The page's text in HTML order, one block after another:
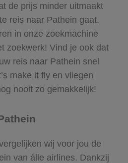
de prijs minder uitmaakt
reis naar Pathein gaat.
in onze zoekmachine
zoekwerk! Vind je ook dat
reis naar Pathein snel
make it fly en vliegen
nooit zo gemakkelijk!
wij voor jou de
van álle airlines. Dankzij